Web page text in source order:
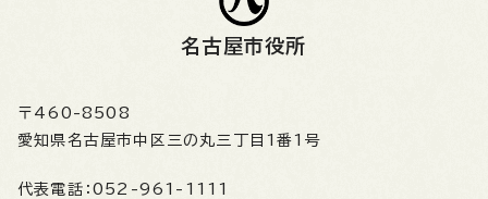
名古屋市役所
〒460-8508
愛知県名古屋市中区三の丸三丁目1番1号
代表電話： 052-961-1111